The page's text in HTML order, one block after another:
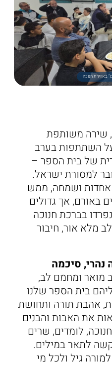
באווירת חנוכה
שירה משותפת
השתתפות בערב
של בית הספר –
למסורת ישראל.
אחדות ושמחה, ממש
באורם, אך גדולים
בברכת חנוכה
מלא אור, חיבור
נהרי, סיכמה
מואר ומחמם לב,
בית הספר שלנו
אהבת תורה ותחושת
את האבות והבנים
לומדים, שרים
לתאר במילים.
גיל ולכל מי